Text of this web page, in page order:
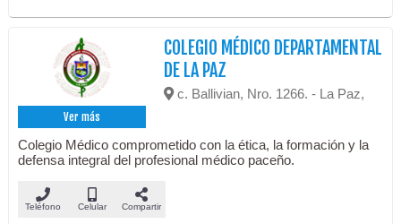
Ver más
COLEGIO MÉDICO DEPARTAMENTAL
DE LA PAZ
c. Ballivian, Nro. 1266. - La Paz,
Colegio Médico comprometido con la ética, la formación y la
defensa integral del profesional médico paceño.
Teléfono Celular Compartir